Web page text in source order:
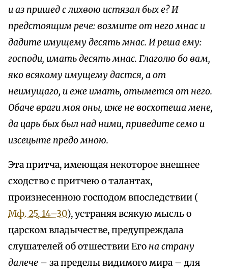
и аз пришед с лихвою истязал бых е? И
предстоящим рече: возмите от него мнас и
дадите имущему десять мнас. И реша ему:
господи, имать десять мнас. Глаголю бо вам,
яко всякому имущему дастся, а от
неимущаго, и еже имать, отымется от него.
Обаче враги моя оны, иже не восхотеша мене,
да царь бых был над ними, приведите семо и
изсецыте предо мною.
Эта притча, имеющая некоторое внешнее
сходство с притчею о талантах,
произнесенною господом впоследствии (
Мф. 25, 14–30), устраняя всякую мысль о
царском владычестве, предупреждала
слушателей об отшествии Его на страну
далече – за пределы видимого мира – для